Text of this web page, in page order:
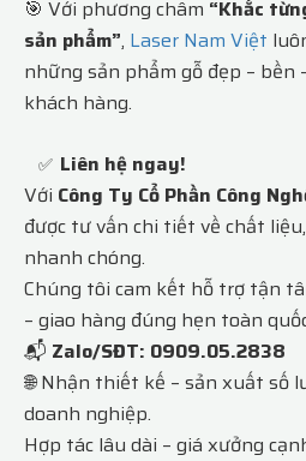
🎯 Với phương châm “Khắc
sản phẩm”, Laser Nam Việt
những sản phẩm gỗ đẹp – bền
khách hàng.
✅ Liên hệ ngay!
Với Công Ty Cổ Phần Công
được tư vấn chi tiết về chất
nhanh chóng.
Chúng tôi cam kết hỗ trợ tận
– giao hàng đúng hẹn toàn
📬 Zalo/SĐT: 0909.05.2838
🌐 Nhận thiết kế – sản xuất số
doanh nghiệp.
Hợp tác lâu dài – giá xưởng